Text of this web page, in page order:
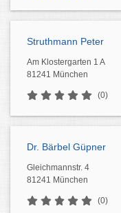
Struthmann Peter
Am Klostergarten 1 A
81241 München
(0)
Dr. Bärbel Güpner
Gleichmannstr. 4
81241 München
(0)